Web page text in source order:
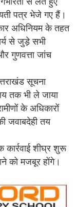
पत्र भेजे गए हैं।
अधिनियम के तहत
से जुड़े सभी
गुणवत्ता जांच
सूचना
तक भी ले जाया
के अधिकारों
जवाबदेही तय
कार्रवाई शीघ्र शुरू
को मजबूर होंगे।